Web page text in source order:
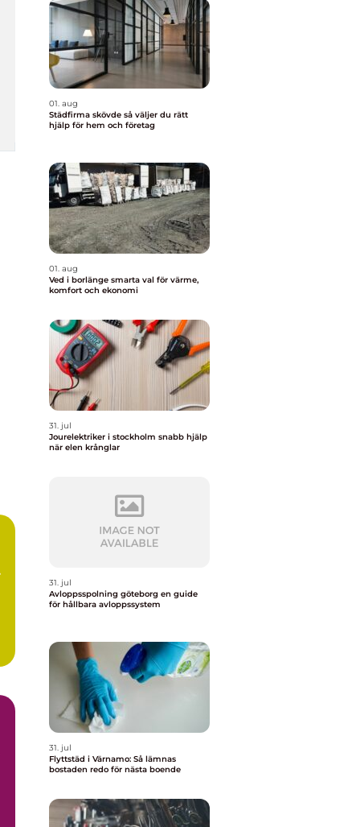
01. aug
Städfirma skövde så väljer du rätt
hjälp för hem och företag
01. aug
Ved i borlänge smarta val för värme,
komfort och ekonomi
31. jul
Jourelektriker i stockholm snabb hjälp
när elen krånglar
31. jul
Avloppsspolning göteborg en guide
för hållbara avloppssystem
31. jul
Flyttstäd i Värnamo: Så lämnas
bostaden redo för nästa boende